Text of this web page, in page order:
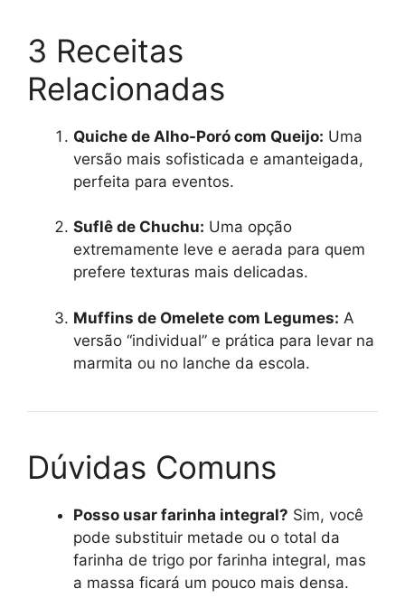
3 Receitas
Relacionadas
Quiche de Alho-Poró com Queijo: Uma
versão mais sofisticada e amanteigada,
perfeita para eventos.
Suflê de Chuchu: Uma opção
extremamente leve e aerada para quem
prefere texturas mais delicadas.
Muffins de Omelete com Legumes: A
versão “individual” e prática para levar na
marmita ou no lanche da escola.
Dúvidas Comuns
Posso usar farinha integral? Sim, você
pode substituir metade ou o total da
farinha de trigo por farinha integral, mas
a massa ficará um pouco mais densa.